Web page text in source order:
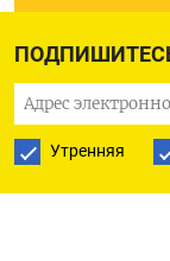
Утренняя